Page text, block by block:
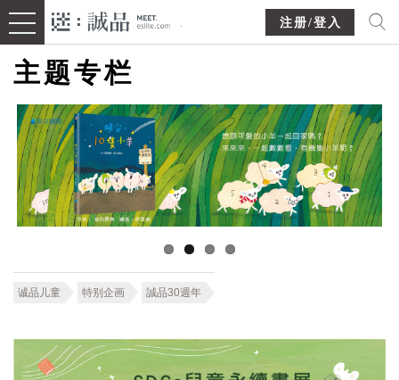
注册/登入
主题专栏
诚品儿童 特别企画 誠品30週年